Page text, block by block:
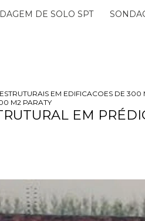
DE SOLO SPT
EM EDIFICACOES DE 300
M2 PARATY
EM